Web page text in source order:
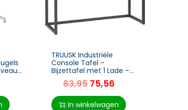
–
TRUUSK Industriële
Console Tafel –
Bijzettafel met 1 Lade –
Bruin + Zwart – Vintage
Design – Stijlvol en
Functioneel
83,95 75,56
In winkelwagen